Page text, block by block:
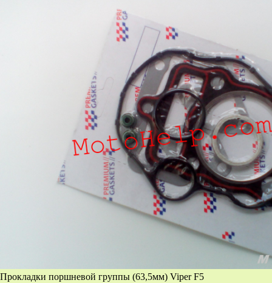
Прокладки поршневой группы (63,5мм) Viper F5